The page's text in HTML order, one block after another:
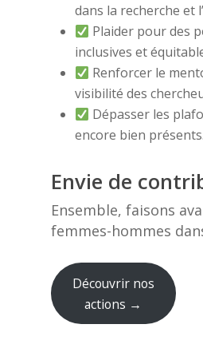
dans la recherche et
Plaider pour des
inclusives et
Renforcer le
visibilité des
Dépasser les
encore bien présents.
Envie de
Ensemble, faisons
femmes-hommes dans
Découvrir nos
actions →